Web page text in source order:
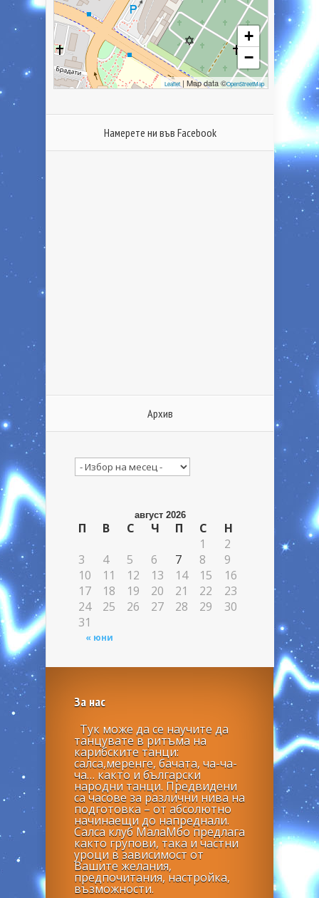
+
−
Leaflet | Map data ©OpenStreetMap
Намерете ни във Facebook
Архив
Архив
август 2026
П В С Ч П С Н
« юни
1
2
3
4 5 6 7 8
9
10
11 12 13 14 15
16
17
18 19 20 21 22
23
24
25 26 27 28 29
30
31
За нас
Тук може да се научите да
танцувате в ритъма на
карибските танци:
салса,меренге, бачата, ча-ча-
ча… както и български
народни танци. Предвидени
са часове за различни нива на
подготовка – от абсолютно
начинаещи до напреднали.
Салса клуб МалаМбо предлага
както групови, така и частни
уроци в зависимост от
Вашите желания,
предпочитания, настройка,
възможности.